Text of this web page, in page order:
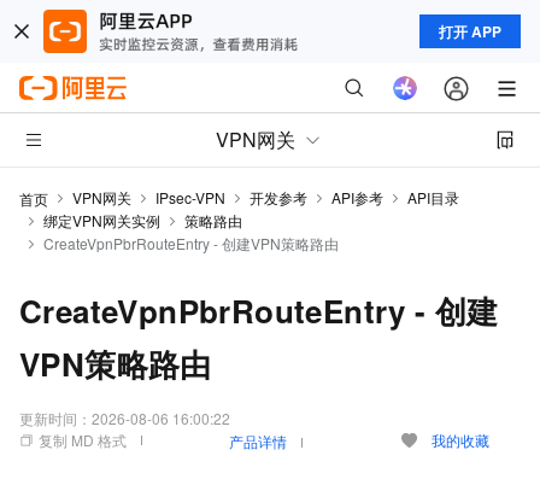
打开 APP
VPN网关
首页 VPN网关 IPsec-VPN 开发参考 API参考
API目录
绑定VPN网关实例
策略路由
CreateVpnPbrRouteEntry - 创建VPN策略路由
CreateVpnPbrRouteEntry - 创建
VPN策略路由
更新时间： 2026-08-06 16:00:22
复制 MD 格式
产品详情 我的收藏